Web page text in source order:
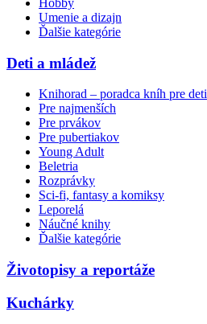
Umenie a dizajn
Ďalšie kategórie
Deti a mládež
Knihorad – poradca kníh pre deti
Pre najmenších
Pre prvákov
Pre pubertiakov
Young Adult
Beletria
Rozprávky
Sci-fi, fantasy a komiksy
Leporelá
Náučné knihy
Ďalšie kategórie
Životopisy a reportáže
Kuchárky